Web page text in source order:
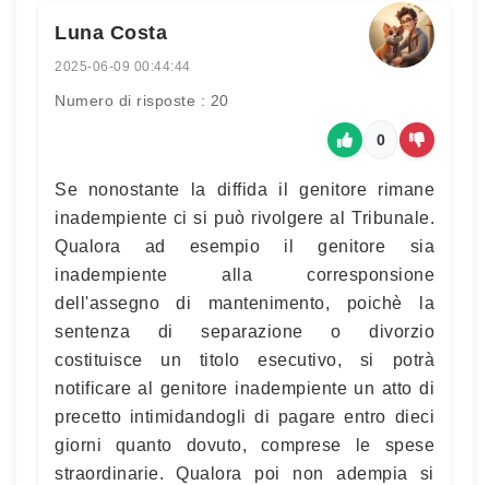
Luna Costa
2025-06-09 00:44:44
Numero di risposte : 20
0
Se nonostante la diffida il genitore rimane
inadempiente ci si può rivolgere al Tribunale.
Qualora ad esempio il genitore sia
inadempiente alla corresponsione
dell'assegno di mantenimento, poichè la
sentenza di separazione o divorzio
costituisce un titolo esecutivo, si potrà
notificare al genitore inadempiente un atto di
precetto intimidandogli di pagare entro dieci
giorni quanto dovuto, comprese le spese
straordinarie. Qualora poi non adempia si